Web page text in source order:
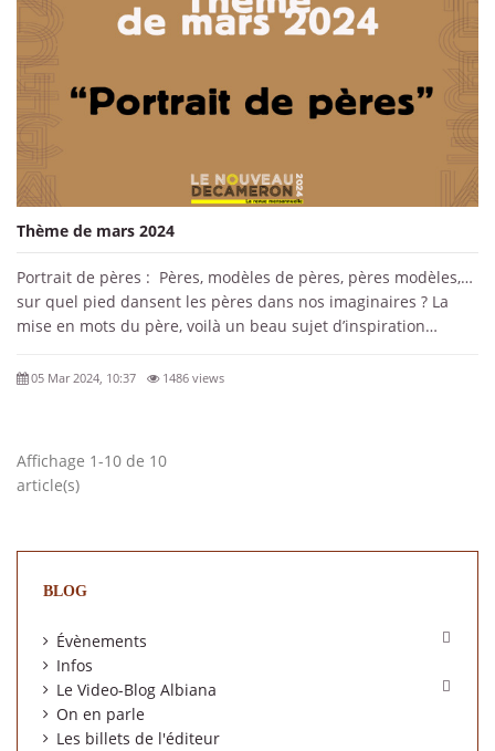
Thème de mars 2024
Portrait de pères : Pères, modèles de pères, pères modèles,…
sur quel pied dansent les pères dans nos imaginaires ? La
mise en mots du père, voilà un beau sujet d’inspiration…
05 Mar 2024, 10:37 1486 views
Affichage 1-10 de 10
article(s)
BLOG
Évènements 
Infos
Le Video-Blog Albiana

On en parle
Les billets de l'éditeur